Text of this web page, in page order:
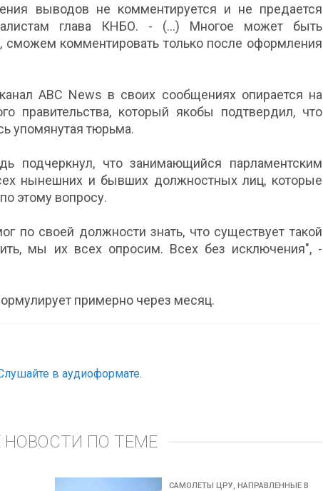
выводов не комментируется и не предается
глава КНБО. - (...) Многое может быть
сможем комментировать только после оформления
ABC News в своих сообщениях опирается на
правительства, который якобы подтвердил, что
упомянутая тюрьма.
подчеркнул, что занимающийся парламентским
нынешних и бывших должностных лиц, которые
этому вопросу.
по своей должности знать, что существует такой
мы их всех опросим. Всех без исключения", -
примерно через месяц.
в аудиоформате.
НОВОСТИ ПО ТЕМЕ
САМОЛЕТЫ ЦРУ, НАПРАВЛЕННЫЕ В